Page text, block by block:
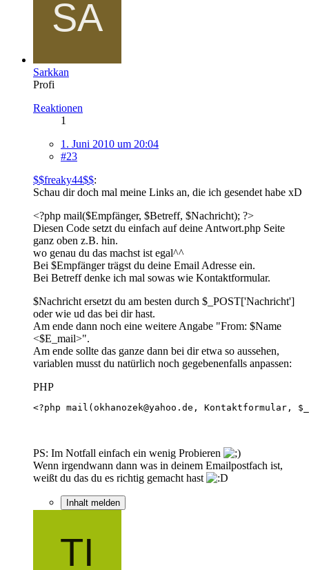
Sarkkan
Profi
Reaktionen
1
1. Juni 2010 um 20:04
#23
$$freaky44$$:
Schau dir doch mal meine Links an, die ich gesendet habe xD
<?php mail($Empfänger, $Betreff, $Nachricht); ?>
Diesen Code setzt du einfach auf deine Antwort.php Seite
ganz oben z.B. hin.
wo genau du das machst ist egal^^
Bei $Empfänger trägst du deine Email Adresse ein.
Bei Betreff denke ich mal sowas wie Kontaktformular.
$Nachricht ersetzt du am besten durch $_POST['Nachricht']
oder wie ud das bei dir hast.
Am ende dann noch eine weitere Angabe "From: $Name
<$E_mail>".
Am ende sollte das ganze dann bei dir etwa so aussehen,
variablen musst du natürlich noch gegebenenfalls anpassen:
PHP
<?php mail(okhanozek@yahoo.de, Kontaktformular,
PS: Im Notfall einfach ein wenig Probieren
Wenn irgendwann dann was in deinem Emailpostfach ist,
weißt du das du es richtig gemacht hast
Inhalt melden